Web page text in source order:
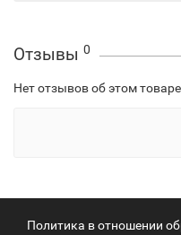
Отзывы 0
Нет отзывов об этом
Политика в отношении